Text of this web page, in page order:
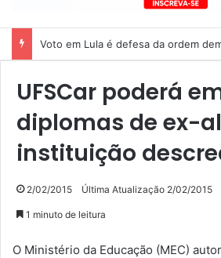
Voto em Lula é defesa da ordem
UFSCar poderá
diplomas de ex-
instituição
2/02/2015 Última Atualização 2/02/2015
1 minuto de leitura
O Ministério da Educação (MEC)